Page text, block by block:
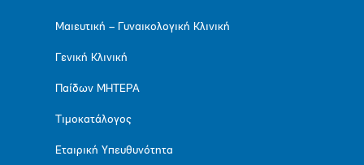
Μαιευτική – Γυναικολογική Κλινική
Γενική Κλινική
Παίδων ΜΗΤΕΡΑ
Τιμοκατάλογος
Εταιρική Υπευθυνότητα